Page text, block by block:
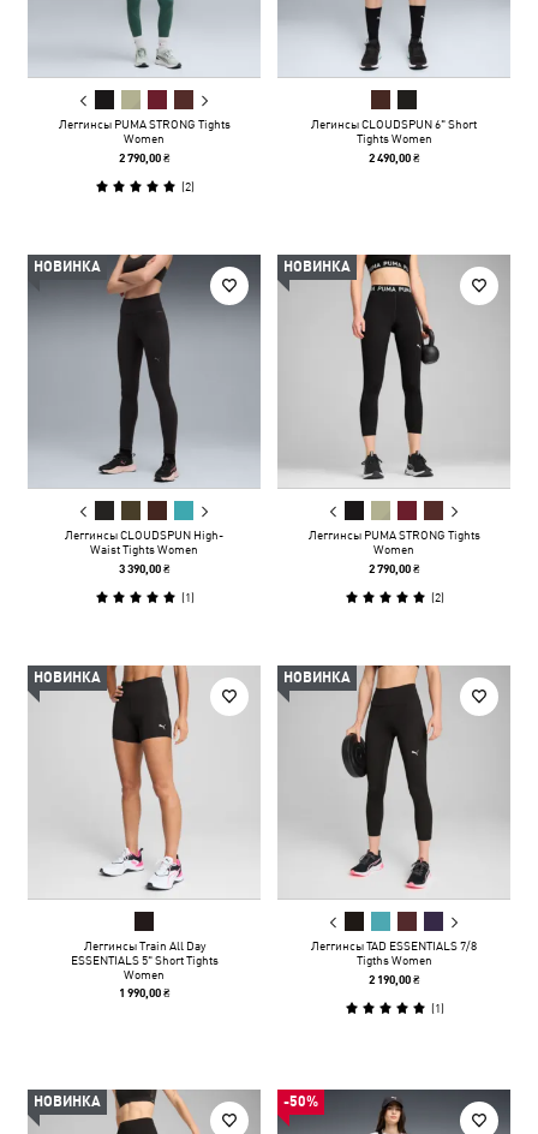
Леггинсы PUMA STRONG Tights
Women
2 790,00 ₴
(2)
Легинсы CLOUDSPUN 6" Short
Tights Women
2 490,00 ₴
НОВИНКА
Леггинсы CLOUDSPUN High-
Waist Tights Women
3 390,00 ₴
(1)
НОВИНКА
Леггинсы PUMA STRONG Tights
Women
2 790,00 ₴
(2)
НОВИНКА
Леггинсы Train All Day
ESSENTIALS 5" Short Tights
Women
1 990,00 ₴
НОВИНКА
Леггинсы TAD ESSENTIALS 7/8
Tigths Women
2 190,00 ₴
(1)
НОВИНКА -50%